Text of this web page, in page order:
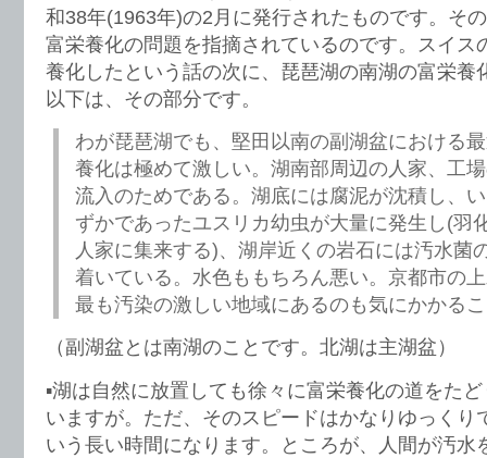
和38年(1963年)の2月に発行されたものです。そ
富栄養化の問題を指摘されているのです。スイス
養化したという話の次に、琵琶湖の南湖の富栄養
以下は、その部分です。
わが琵琶湖でも、堅田以南の副湖盆における
養化は極めて激しい。湖南部周辺の人家、工
流入のためである。湖底には腐泥が沈積し、
ずかであったユスリカ幼虫が大量に発生し(羽
人家に集来する)、湖岸近くの岩石には汚水菌
着いている。水色ももちろん悪い。京都市の
最も汚染の激しい地域にあるのも気にかかる
（副湖盆とは南湖のことです。北湖は主湖盆）
▪️湖は自然に放置しても徐々に富栄養化の道をた
いますが。ただ、そのスピードはかなりゆっくり
いう長い時間になります。ところが、人間が汚水